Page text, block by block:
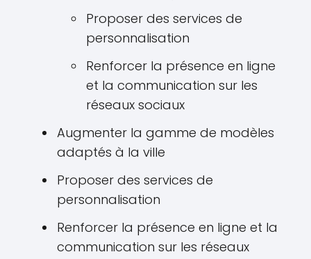
Proposer des services de
personnalisation
Renforcer la présence en ligne
et la communication sur les
réseaux sociaux
Augmenter la gamme de modèles
adaptés à la ville
Proposer des services de
personnalisation
Renforcer la présence en ligne et la
communication sur les réseaux